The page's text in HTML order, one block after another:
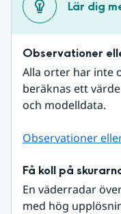
Lär dig
Observationer
Alla orter har inte
beräknas ett
och modelldata.
Observationer
Få koll på
En väderradar
med hög